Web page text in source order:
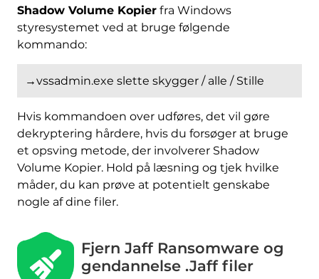
Shadow Volume Kopierfra Windows
styresystemet ved at bruge følgende
kommando:
→vssadmin.exe slette skygger / alle / Stille
Hvis kommandoen over udføres, det vil gøre
dekryptering hårdere, hvis du forsøger at bruge
et opsving metode, der involverer Shadow
Volume Kopier. Hold på læsning og tjek hvilke
måder, du kan prøve at potentielt genskabe
nogle af dine filer.
Fjern Jaff Ransomware og
gendannelse .Jaff filer